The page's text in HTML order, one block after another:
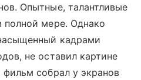
Опытные, талантливые
полной мере. Однако
кадрами
не оставил картине
собрал у экранов